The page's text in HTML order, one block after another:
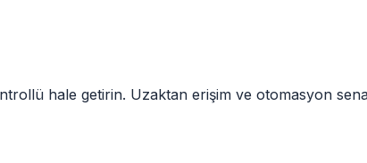
hale getirin. Uzaktan erişim ve otomasyon